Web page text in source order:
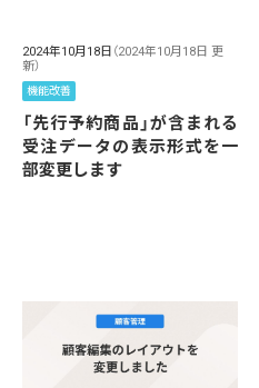
2024年10月18日 （2024年10月18日 更
新）
機能改善
「先行予約商品」が含まれる
受注データの表示形式を一
部変更します